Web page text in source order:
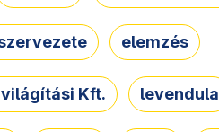
elemzés
Kft. levendula